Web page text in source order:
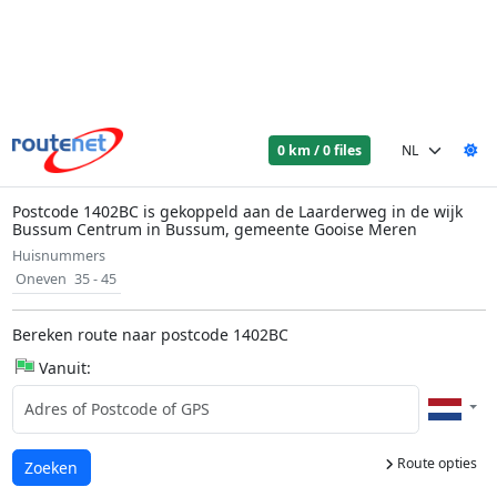
0 km / 0 files
Postcode 1402BC is gekoppeld aan de Laarderweg in de wijk
Bussum Centrum in Bussum, gemeente Gooise Meren
Huisnummers
Oneven 35 - 45
Bereken route naar postcode 1402BC
Vanuit:
Route opties
Laden...
Zoeken